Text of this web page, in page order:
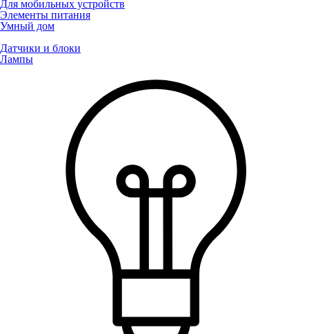
Для мобильных устройств
Элементы питания
Умный дом
Датчики и блоки
Лампы